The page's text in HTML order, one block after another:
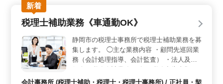
充実しており、安心して長期的に働けます。 ＜経験
者優遇と柔軟な条件交渉＞ 税理士資格を保有している
方や、会計事務所での10年以上の経験を持つ方は、待遇
も柔軟な相談が可能なため、スキルに見合った働き方が
実現できます。 ＜幅広い業務でスキル向上が可能＞
会計監査や税務相談、会社設立サポートなど多岐にわ
たる業務内容が用意されています。これにより、既存の
スキルを活かしながら、新しい分野での経験を積むこと
新着
税理士補助業務《車通勤OK》
静岡市の税理士事務所で税理士補助業務を募
集します。 ◯主な業務内容 ・顧問先巡回業
務（会計処理指導、会計監査） ・法人及び
作成及び税務相談業務 ・会社設立、事業承
会計事務所 (税理士補助・税理士・税理士事務所) / 正社員・契